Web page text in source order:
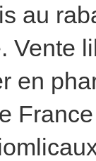
au
Vente
en